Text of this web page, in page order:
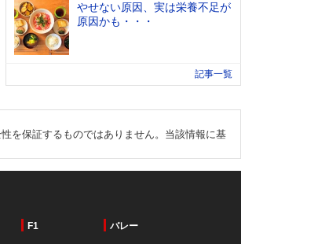
やせない原因、実は栄養不足が
原因かも・・・
記事一覧
を保証するものではありません。当該情報に基
F1 バレー